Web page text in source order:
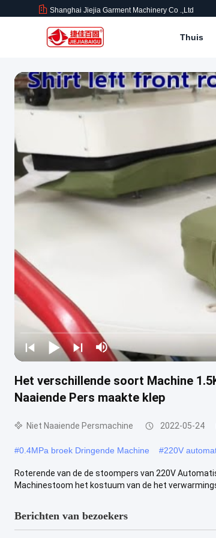
Shanghai Jiejia Garment Machinery Co .,ltd
Thuis
Het verschillende soort Machine
Naaiende Pers maakte klep
Niet Naaiende Persmachine 2022-05-24
#0.4MPa broek Dringende Machine #220V
Roterende van de de stoompers van 220V
Machinestoom het kostuum van de het
Berichten van bezoekers